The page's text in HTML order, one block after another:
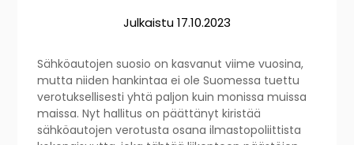
Julkaistu17.10.2023
Sähköautojen suosio on kasvanut viime vuosina,
mutta niiden hankintaa ei ole Suomessa tuettu
verotuksellisesti yhtä paljon kuin monissa muissa
maissa. Nyt hallitus on päättänyt kiristää
sähköautojen verotusta osana ilmastopoliittista